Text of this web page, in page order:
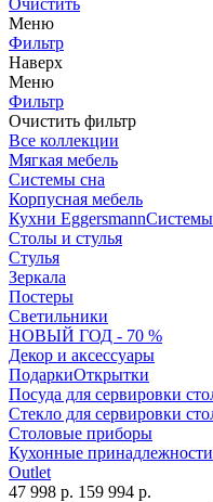
Меню
Фильтр
Наверх
Меню
Фильтр
Очистить фильтр
Все коллекции
Мягкая мебель
Системы сна
Корпусная мебель
Кухни EggersmannСистемы
Столы и стулья
Стулья
Зеркала
Постеры
Светильники
НОВЫЙ ГОД - 70 %
Декор и аксессуары
ПодаркиОткрытки
Посуда для сервировки
Стекло для сервировки
Столовые приборы
Кухонные принадлежности
Outlet
47 998 р. 159 994 р.